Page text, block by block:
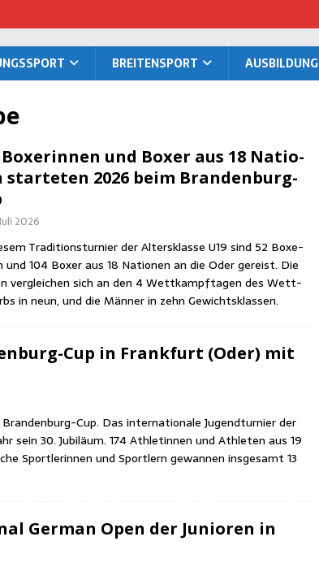
BREI­TEN­SPORT AUS­BIL­DUNG
Boxe­rin­nen und Boxer aus 18 Natio­
star­te­ten 2026 beim Brandenburg-
2026
Tra­di­ti­ons­tur­nier der Alters­klas­se U19 sind 52 Boxe­
und 104 Boxer aus 18 Natio­nen an die Oder gereist. Die
ver­glei­chen sich an den 4 Wett­kampf­ta­gen des Wett­
in neun, und die Män­ner in zehn Gewichtsklassen.
Cup in Frank­furt (Oder) mit
Cup. Das inter­na­tio­na­le Jugend­tur­nier der
sein 30. Jubi­lä­um. 174 Ath­le­tin­nen und Ath­le­ten aus 19
Sport­le­rin­nen und Sport­lern gewan­nen ins­ge­samt 13
Ger­man Open der Junio­ren in